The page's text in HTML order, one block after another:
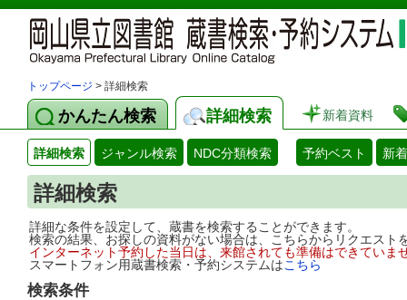
トップページ > 詳細検索
かんたん検索 詳細検索 新着資料
詳細検索 ジャンル検索 NDC分類検索 予約ベスト 新
詳細検索
詳細な条件を設定して、蔵書を検索することができます。
検索の結果、お探しの資料がない場合は、こちらからリクエス
インターネット予約した当日は、来館されても準備はできてい
スマートフォン用蔵書検索・予約システムはこちら
検索条件